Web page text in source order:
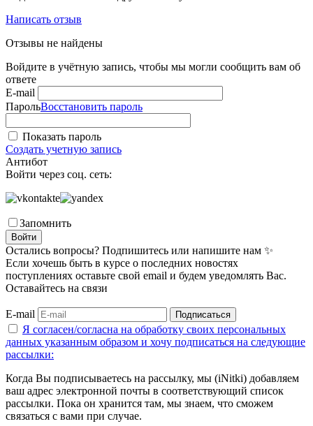
Написать отзыв
Отзывы не найдены
Войдите в учётную запись, чтобы мы могли сообщить вам об
ответе
E-mail
ПарольВосстановить пароль
Показать пароль
Создать учетную запись
Антибот
Войти через соц. сеть:
Запомнить
Войти
Остались вопросы? Подпишитесь или напишите нам ✨
Если хочешь быть в курсе о последних новостях
поступлениях оставьте свой email и будем уведомлять Вас.
Оставайтесь на связи
E-mail Подписаться
Я согласен/согласна на обработку своих персональных
данных указанным образом и хочу подписаться на следующие
рассылки:
Когда Вы подписываетесь на рассылку, мы (iNitki) добавляем
ваш адрес электронной почты в соответствующий список
рассылки. Пока он хранится там, мы знаем, что сможем
связаться с вами при случае.